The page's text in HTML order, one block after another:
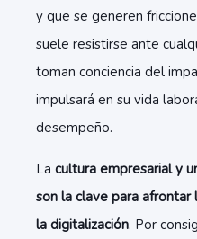
y que se generen
suele resistirse ante
toman conciencia del
impulsará en su vida
desempeño.
La cultura empresarial y
son la clave para afrontar
la digitalización. Por